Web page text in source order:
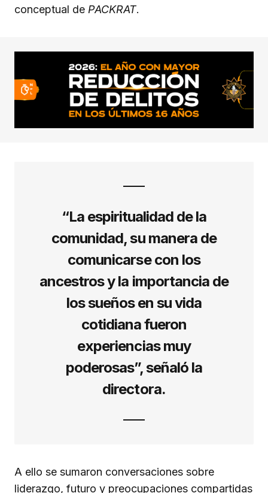
conceptual de PACKRAT.
“La espiritualidad de la
comunidad, su manera de
comunicarse con los
ancestros y la importancia de
los sueños en su vida
cotidiana fueron
experiencias muy
poderosas”, señaló la
directora.
A ello se sumaron conversaciones sobre
liderazgo, futuro y preocupaciones compartidas